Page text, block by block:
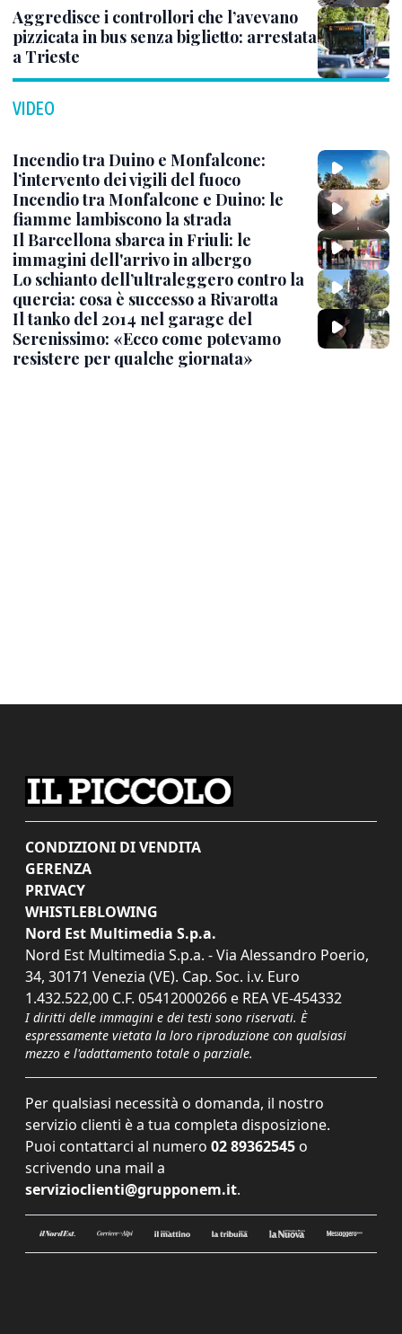
Aggredisce i controllori che l’avevano
pizzicata in bus senza biglietto: arrestata
a Trieste
VIDEO
Incendio tra Duino e Monfalcone:
l’intervento dei vigili del fuoco
Incendio tra Monfalcone e Duino: le
fiamme lambiscono la strada
Il Barcellona sbarca in Friuli: le
immagini dell'arrivo in albergo
Lo schianto dell’ultraleggero contro la
quercia: cosa è successo a Rivarotta
Il tanko del 2014 nel garage del
Serenissimo: «Ecco come potevamo
resistere per qualche giornata»
CONDIZIONI DI VENDITA
GERENZA
PRIVACY
WHISTLEBLOWING
Nord Est Multimedia S.p.a.
Nord Est Multimedia S.p.a. - Via Alessandro Poerio,
34, 30171 Venezia (VE). Cap. Soc. i.v. Euro
1.432.522,00 C.F. 05412000266 e REA VE-454332
I diritti delle immagini e dei testi sono riservati. È
espressamente vietata la loro riproduzione con qualsiasi
mezzo e l'adattamento totale o parziale.
Per qualsiasi necessità o domanda, il nostro
servizio clienti è a tua completa disposizione.
Puoi contattarci al numero 02 89362545 o
scrivendo una mail a
servizioclienti@grupponem.it.